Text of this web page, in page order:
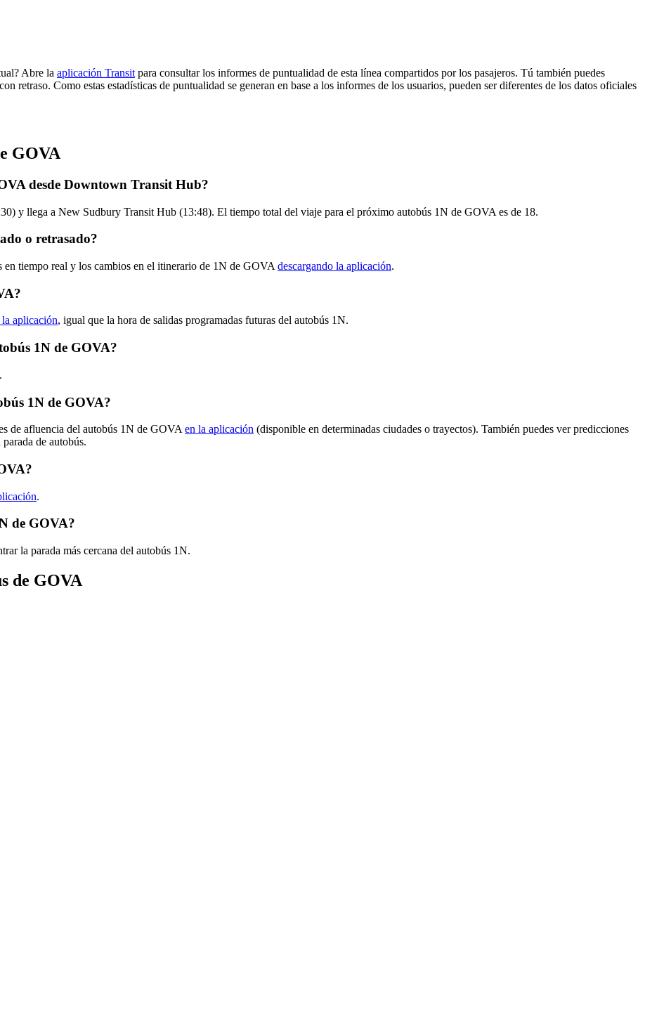
Abre la aplicación Transit para consultar los informes de puntualidad de esta línea compartidos por los pasajeros. Tú también puedes
retraso. Como estas estadísticas de puntualidad se generan en base a los informes de los usuarios, pueden ser diferentes de los datos oficiales
GOVA
desde Downtown Transit Hub?
y llega a New Sudbury Transit Hub (13:48). El tiempo total del viaje para el próximo autobús 1N de GOVA es de 18.
o retrasado?
en tiempo real y los cambios en el itinerario de 1N de GOVA descargando la aplicación.
la aplicación, igual que la hora de salidas programadas futuras del autobús 1N.
1N de GOVA?
1N de GOVA?
de afluencia del autobús 1N de GOVA en la aplicación (disponible en determinadas ciudades o trayectos). También puedes ver predicciones
de autobús.
.
de GOVA?
la parada más cercana del autobús 1N.
de GOVA